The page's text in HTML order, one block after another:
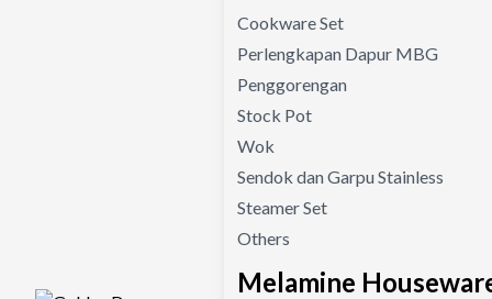
Cookware Set
Perlengkapan Dapur MBG
Penggorengan
Stock Pot
Wok
Sendok dan Garpu Stainless
Steamer Set
Others
Melamine